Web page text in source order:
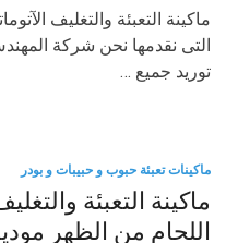
التى نقدمها نحن شركة
توريد جميع …
ماكينات تعبئة حبوب و حبيبات و بودر
ماكينة التعبئة